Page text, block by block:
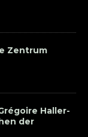
Zentrum
Haller-
der